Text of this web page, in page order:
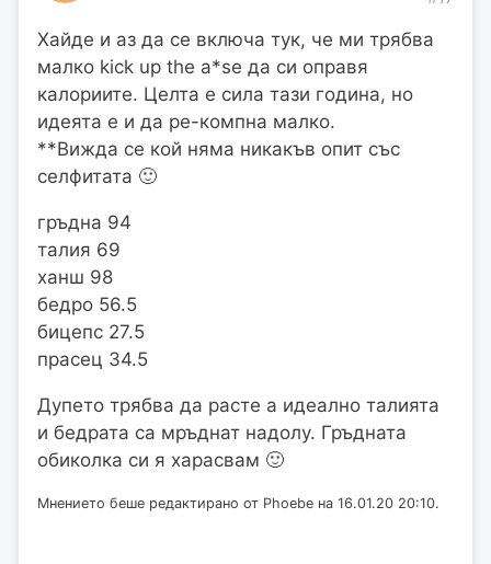
Хайде и аз да се включа тук, че ми трябва
малко kick up the a*se да си оправя
калориите. Целта е сила тази година, но
идеята е и да ре-компна малко.
**Вижда се кой няма никакъв опит със
селфитата 🙂
гръдна 94
талия 69
ханш 98
бедро 56.5
бицепс 27.5
прасец 34.5
Дупето трябва да расте а идеално талията
и бедрата са мръднат надолу. Гръдната
обиколка си я харасвам 🙂
Мнението беше редактирано от Phoebe на 16.01.20 20:10.